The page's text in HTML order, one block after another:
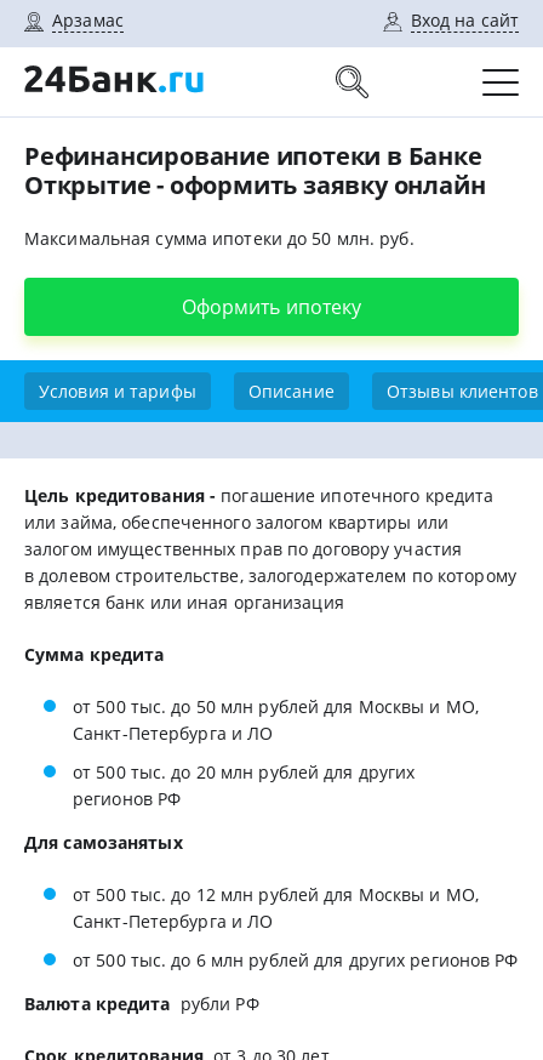
Арзамас Вход на сайт
Рефинансирование ипотеки в Банке
Открытие - оформить заявку онлайн
Максимальная сумма ипотеки до 50 млн. руб.
Оформить ипотеку
Условия и тарифы Описание Отзывы клиентов
Цель кредитования - погашение ипотечного кредита
или займа, обеспеченного залогом квартиры или
залогом имущественных прав по договору участия
в долевом строительстве, залогодержателем по которому
является банк или иная организация
Сумма кредита
от 500 тыс. до 50 млн рублей для Москвы и МО,
Санкт-Петербурга и ЛО
от 500 тыс. до 20 млн рублей для других
регионов РФ
Для самозанятых
от 500 тыс. до 12 млн рублей для Москвы и МО,
Санкт-Петербурга и ЛО
от 500 тыс. до 6 млн рублей для других регионов РФ
Валюта кредита рубли РФ